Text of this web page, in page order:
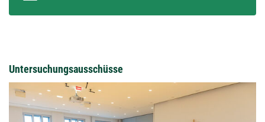
Untersuchungsausschüsse